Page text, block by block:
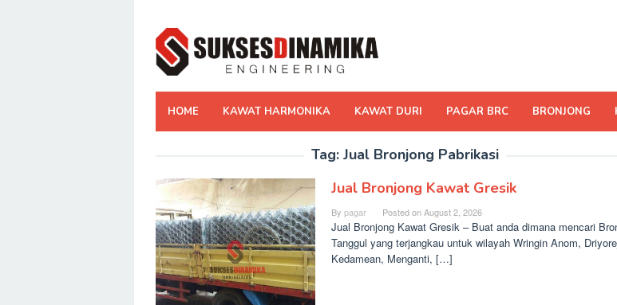
content
HOME KAWAT HARMONIKA KAWAT DURI PAGAR BRC BRONJONG
Tag:Jual Bronjong Pabrikasi
Jual Bronjong Kawat Gresik
By pagar Posted onAugust 2, 2026
Jual Bronjong Kawat Gresik – Buat anda dimana mencari
Tanggul yang terjangkau untuk wilayah Wringin Anom,
Kedamean, Menganti, […]